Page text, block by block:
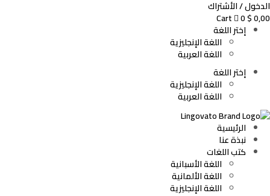
الدخول / الأشتراك
$0,00
0
Cart
إختر اللغة
اللغة الإنجليزية
اللغة العربية
إختر اللغة
اللغة الإنجليزية
اللغة العربية
الرئيسية
نبذة عنا
كتب اللغات
اللغة الأسبانية
اللغة الألمانية
اللغة الإنجليزية